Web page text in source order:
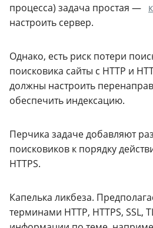
процесса) задача простая —
настроить сервер.
Однако, есть риск потери
поисковика сайты с HTTP и
должны настроить
обеспечить индексацию.
Перчика задаче добавляют
поисковиков к порядку
HTTPS.
Капелька ликбеза.
терминами HTTP, HTTPS, SSL,